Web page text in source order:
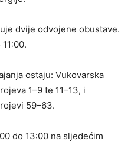
dvije odvojene obustave.
ostaju: Vukovarska
1–9 te 11–13, i
59–63.
do 13:00 na sljedećim